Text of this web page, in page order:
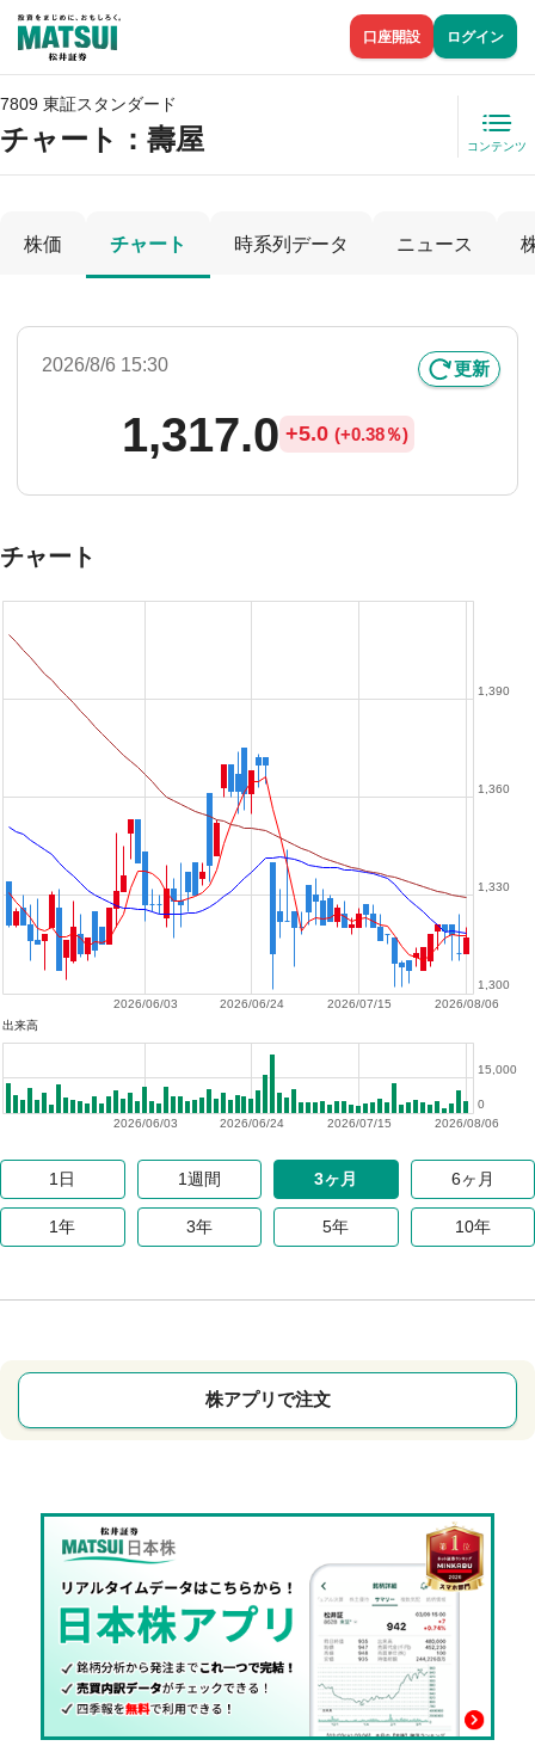
口座開設 ログイン
7809 東証スタンダード
チャート： 壽屋 コンテンツ
株価 チャート 時系列データ ニュース
2026/8/6 15:30 更新
1,317.0 +5.0 (+0.38％)
チャート
2026/08/06
2026/07/15
2026/06/24
2026/06/03
1,300
1,330
1,360
1,390
出来高
2026/08/06
2026/07/15
2026/06/24
2026/06/03
0
15,000
1日 1週間 3ヶ月 6ヶ月
1年 3年 5年 10年
株アプリで注文